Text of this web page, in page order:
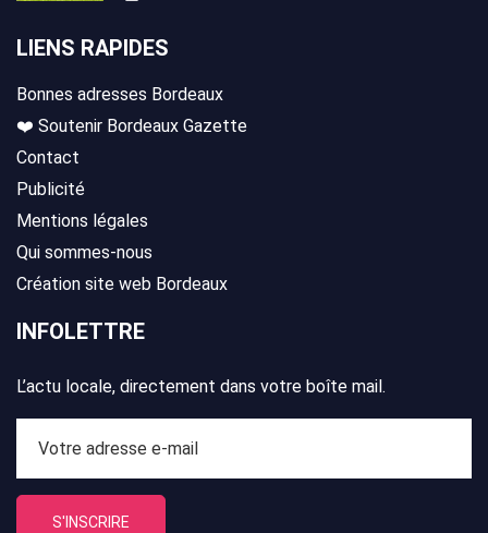
LIENS RAPIDES
Bonnes adresses Bordeaux
❤️ Soutenir Bordeaux Gazette
Contact
Publicité
Mentions légales
Qui sommes-nous
Création site web Bordeaux
INFOLETTRE
L’actu locale, directement dans votre boîte mail.
S'INSCRIRE